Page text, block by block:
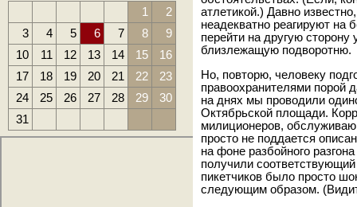
1
2
3
4 5 6 7 8
9
10
11 12 13 14 15
16
17
18 19 20 21 22
23
24
25 26 27 28 29
30
31
атлетикой.) Давно
неадекватно реагируют на
перейти на другую
близлежащую подворотню.
Но, повторю, человеку
правоохранителями порой
на днях мы проводили
Октябрьской площади.
милиционеров,
просто не поддается
на фоне разбойного
получили
пикетчиков было просто
следующим образом.